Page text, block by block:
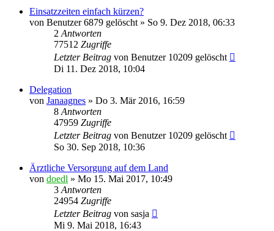
Einsatzzeiten einfach kürzen?
von Benutzer 6879 gelöscht » So 9. Dez 2018, 06:33
2 Antworten
77512 Zugriffe
Letzter Beitrag von Benutzer 10209 gelöscht
Di 11. Dez 2018, 10:04
Delegation
von Janaagnes » Do 3. Mär 2016, 16:59
8 Antworten
47959 Zugriffe
Letzter Beitrag von Benutzer 10209 gelöscht
So 30. Sep 2018, 10:36
Ärztliche Versorgung auf dem Land
von doedl » Mo 15. Mai 2017, 10:49
3 Antworten
24954 Zugriffe
Letzter Beitrag von sasja
Mi 9. Mai 2018, 16:43